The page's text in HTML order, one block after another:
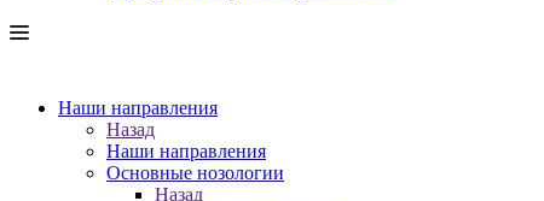
Наши направления
Назад
Наши направления
Основные нозологии
Назад